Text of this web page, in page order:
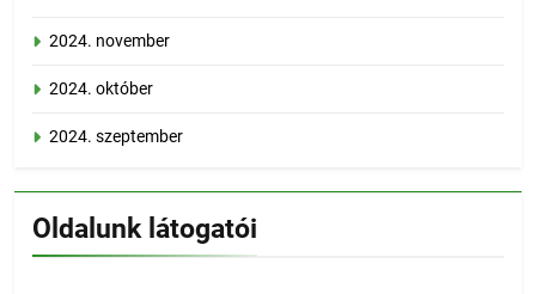
2024. november
2024. október
2024. szeptember
Oldalunk látogatói